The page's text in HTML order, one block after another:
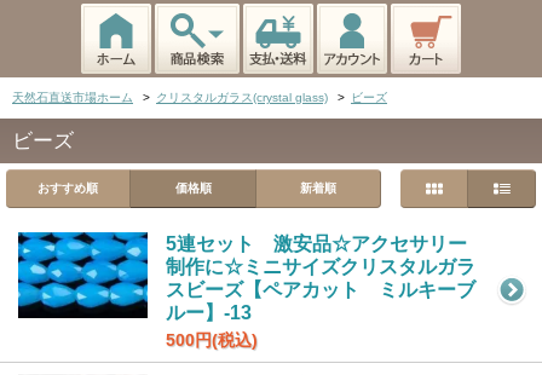
天然石直送市場ホーム > クリスタルガラス(crystal glass) > ビーズ
ビーズ
おすすめ順 価格順 新着順
5連セット 激安品☆アクセサリー
制作に☆ミニサイズクリスタルガラ
スビーズ【ペアカット ミルキーブ
ルー】-13
500円(税込)